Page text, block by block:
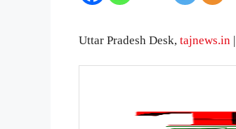
Uttar Pradesh Desk, tajnews.in